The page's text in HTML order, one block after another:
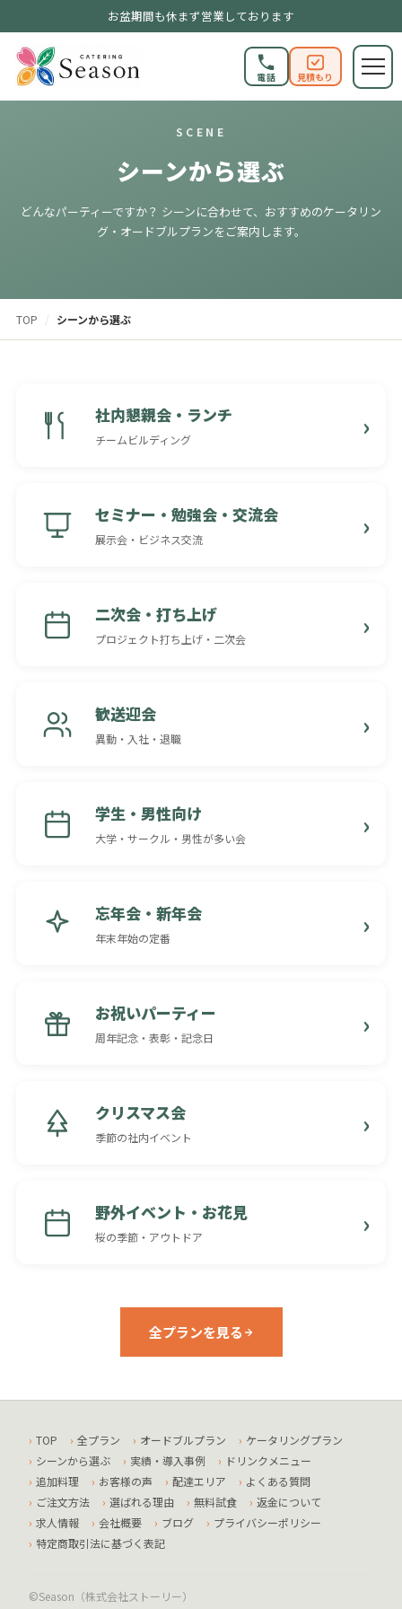
お盆期間も休まず営業しております
電話 見積もり
SCENE
シーンから選ぶ
どんなパーティーですか？ シーンに合わせて、おすすめのケータリン
グ・オードブルプランをご案内します。
TOP / シーンから選ぶ
社内懇親会・ランチ
チームビルディング
セミナー・勉強会・交流会
展示会・ビジネス交流
二次会・打ち上げ
プロジェクト打ち上げ・二次会
歓送迎会
異動・入社・退職
学生・男性向け
大学・サークル・男性が多い会
忘年会・新年会
年末年始の定番
お祝いパーティー
周年記念・表彰・記念日
クリスマス会
季節の社内イベント
野外イベント・お花見
桜の季節・アウトドア
全プランを見る
TOP 全プラン オードブルプラン
ケータリングプラン
シーンから選ぶ
実績・導入事例
ドリンクメニュー
追加料理
お客様の声 配達エリア
よくある質問
ご注文方法
選ばれる理由 無料試食
返金について
求人情報
会社概要 ブログ
プライバシーポリシー
特定商取引法に基づく表記
©Season（株式会社ストーリー）